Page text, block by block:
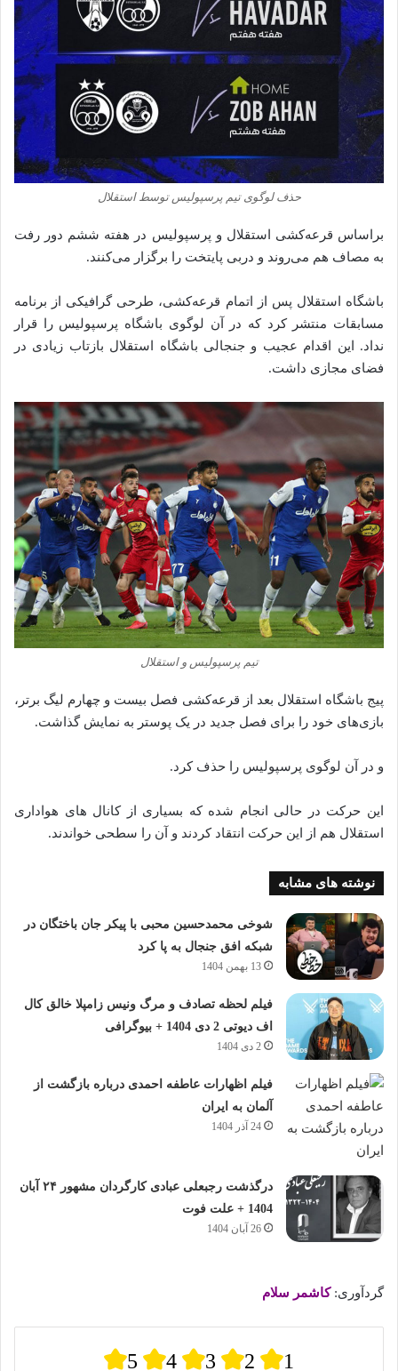
حذف لوگوی تیم پرسپولیس توسط استقلال
براساس قرعه‌کشی استقلال و پرسپولیس در هفته ششم دور رفت
به مصاف هم می‌روند و دربی پایتخت را برگزار می‌کنند.
باشگاه استقلال پس از اتمام قرعه‌کشی، طرحی گرافیکی از برنامه
مسابقات منتشر کرد که در آن لوگوی باشگاه پرسپولیس را قرار
نداد. این اقدام عجیب و جنجالی باشگاه استقلال بازتاب زیادی در
فضای مجازی داشت.
تیم پرسپولیس و استقلال
پیج باشگاه استقلال بعد از قرعه‌کشی فصل بیست و چهارم لیگ برتر،
بازی‌های خود را برای فصل جدید در یک پوستر به نمایش گذاشت.
و در آن لوگوی پرسپولیس را حذف کرد.
این حرکت در حالی انجام شده که بسیاری از کانال‌ های هواداری
استقلال هم از این حرکت انتقاد کردند و آن را سطحی خواندند.
نوشته های مشابه
شوخی محمدحسین محبی با پیکر جان باختگان در
شبکه افق جنجال به پا کرد
13 بهمن 1404
فیلم لحظه تصادف و مرگ ونیس زامپلا خالق کال
اف دیوتی 2 دی 1404 + بیوگرافی
2 دی 1404
فیلم اظهارات عاطفه احمدی درباره بازگشت از
آلمان به ایران
24 آذر 1404
درگذشت رجبعلی عبادی کارگردان مشهور ۲۴ آبان
1404 + علت فوت
26 آبان 1404
گردآوری:کاشمر سلام
5 4 3 2 1